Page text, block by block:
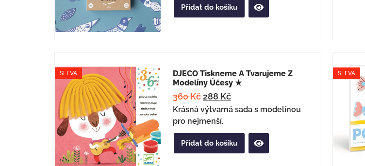
Přidat do košíku
SLEVA
DJECO Tiskneme A Tvarujeme Z
Modelíny Účesy ★
360Kč288 Kč
Krásná výtvarná sada s modelínou
pro nejmenší.
Přidat do košíku
SLEVA